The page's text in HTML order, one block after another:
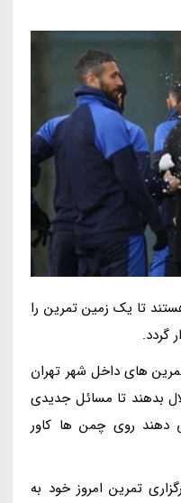
تا یک زمین تمرین را
گردد.
های داخل شهر تهران
بدهند تا مسائل جدیدی
دهند روی چمن ها کاور
تمرین امروز خود به